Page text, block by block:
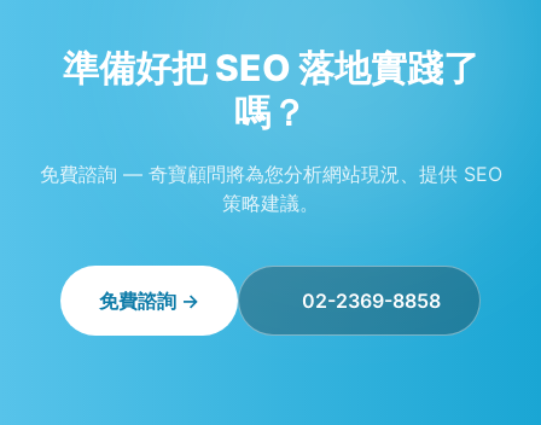
準備好把 SEO 落地實踐了
嗎？
免費諮詢 — 奇寶顧問將為您分析網站現況、提供 SEO
策略建議。
免費諮詢 → 02-2369-8858